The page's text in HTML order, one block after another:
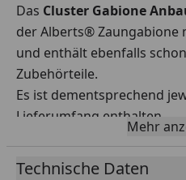
Das Cluster Gabione
der Alberts® Zaungabione
und enthält ebenfalls
Zubehörteile.
Es ist dementsprechend
Lieferumfang enthalten.
Simpler Aufbau mithilfe
von Winkelclips und
Mehr
Technische Daten